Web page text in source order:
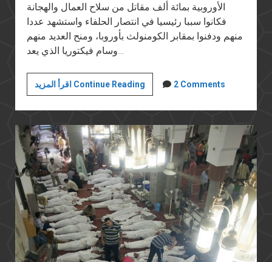
الأوروبية بمائة ألف مقاتل من سلاح العمال والهجانة
فكانوا سببا رئيسيا في انتصار الحلفاء واستشهد عددا
منهم ودفنوا بمقابر الكومنولث بأوروبا، ومنح العديد منهم
وسام فيكتوريا الذي يعد…
اقرأ المزيد Continue Readingالجيش
المصري
في
الحرب
العالمية
الأولى
2 Comments